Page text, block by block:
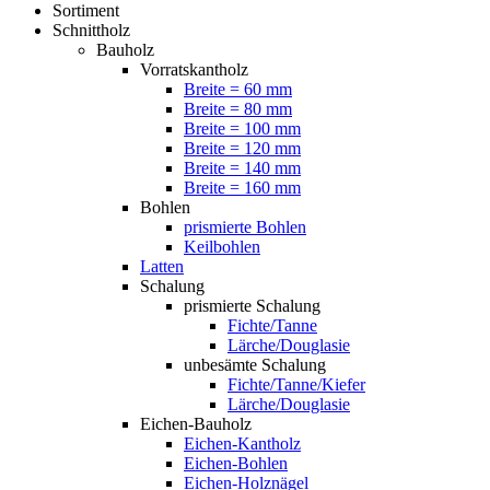
Sortiment
Schnittholz
Bauholz
Vorratskantholz
Breite = 60 mm
Breite = 80 mm
Breite = 100 mm
Breite = 120 mm
Breite = 140 mm
Breite = 160 mm
Bohlen
prismierte Bohlen
Keilbohlen
Latten
Schalung
prismierte Schalung
Fichte/Tanne
Lärche/Douglasie
unbesämte Schalung
Fichte/Tanne/Kiefer
Lärche/Douglasie
Eichen-Bauholz
Eichen-Kantholz
Eichen-Bohlen
Eichen-Holznägel